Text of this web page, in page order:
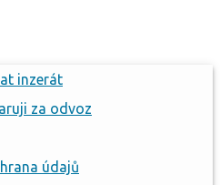
inzerát
za odvoz
údajů